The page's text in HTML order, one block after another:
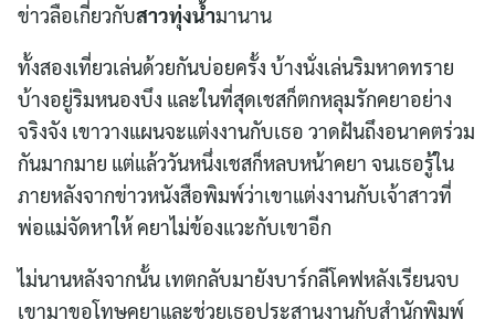
ข่าวลือเกี่ยวกับสาวทุ่งน้ำมานาน
ทั้งสองเที่ยวเล่นด้วยกันบ่อยครั้ง บ้างนั่งเล่นริมหาดทราย
บ้างอยู่ริมหนองบึง และในที่สุดเชสก็ตกหลุมรักคยาอย่าง
จริงจัง เขาวางแผนจะแต่งงานกับเธอ วาดฝันถึงอนาคตร่วม
กันมากมาย แต่แล้ววันหนึ่งเชสก็หลบหน้าคยา จนเธอรู้ใน
ภายหลังจากข่าวหนังสือพิมพ์ว่าเขาแต่งงานกับเจ้าสาวที่
พ่อแม่จัดหาให้ คยาไม่ข้องแวะกับเขาอีก
ไม่นานหลังจากนั้น เทตกลับมายังบาร์กลีโคฟหลังเรียนจบ
เขามาขอโทษคยาและช่วยเธอประสานงานกับสำนักพิมพ์